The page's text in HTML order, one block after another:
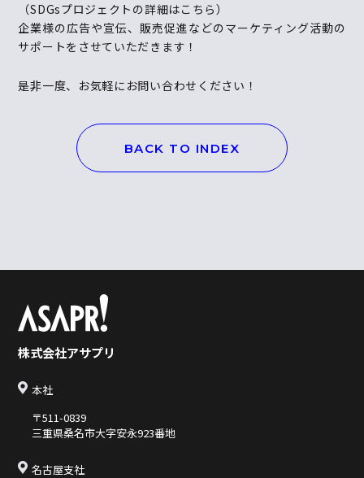
（SDGsプロジェクトの詳細はこちら）
企業様の広告や宣伝、販売促進などのマーケティング活動の
サポートをさせていただきます！
是非一度、お気軽にお問い合わせください！
BACK TO INDEX
株式会社アサプリ
本社
〒511-0839
三重県桑名市大字安永923番地
名古屋支社